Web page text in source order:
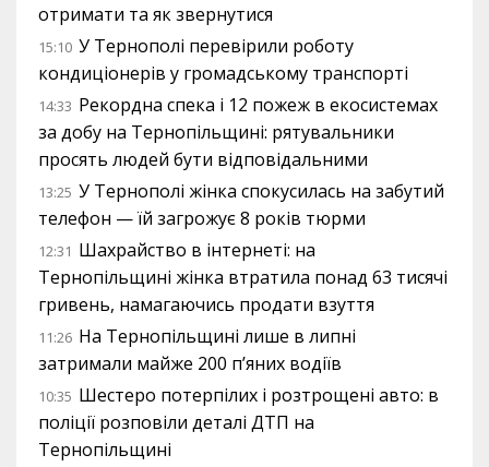
отримати та як звернутися
15:10 У Тернополі перевірили роботу
кондиціонерів у громадському транспорті
14:33 Рекордна спека і 12 пожеж в екосистемах
за добу на Тернопільщині: рятувальники
просять людей бути відповідальними
13:25 У Тернополі жінка спокусилась на забутий
телефон — їй загрожує 8 років тюрми
12:31 Шахрайство в інтернеті: на
Тернопільщині жінка втратила понад 63 тисячі
гривень, намагаючись продати взуття
11:26 На Тернопільщині лише в липні
затримали майже 200 п’яних водіїв
10:35 Шестеро потерпілих і розтрощені авто: в
поліції розповіли деталі ДТП на
Тернопільщині